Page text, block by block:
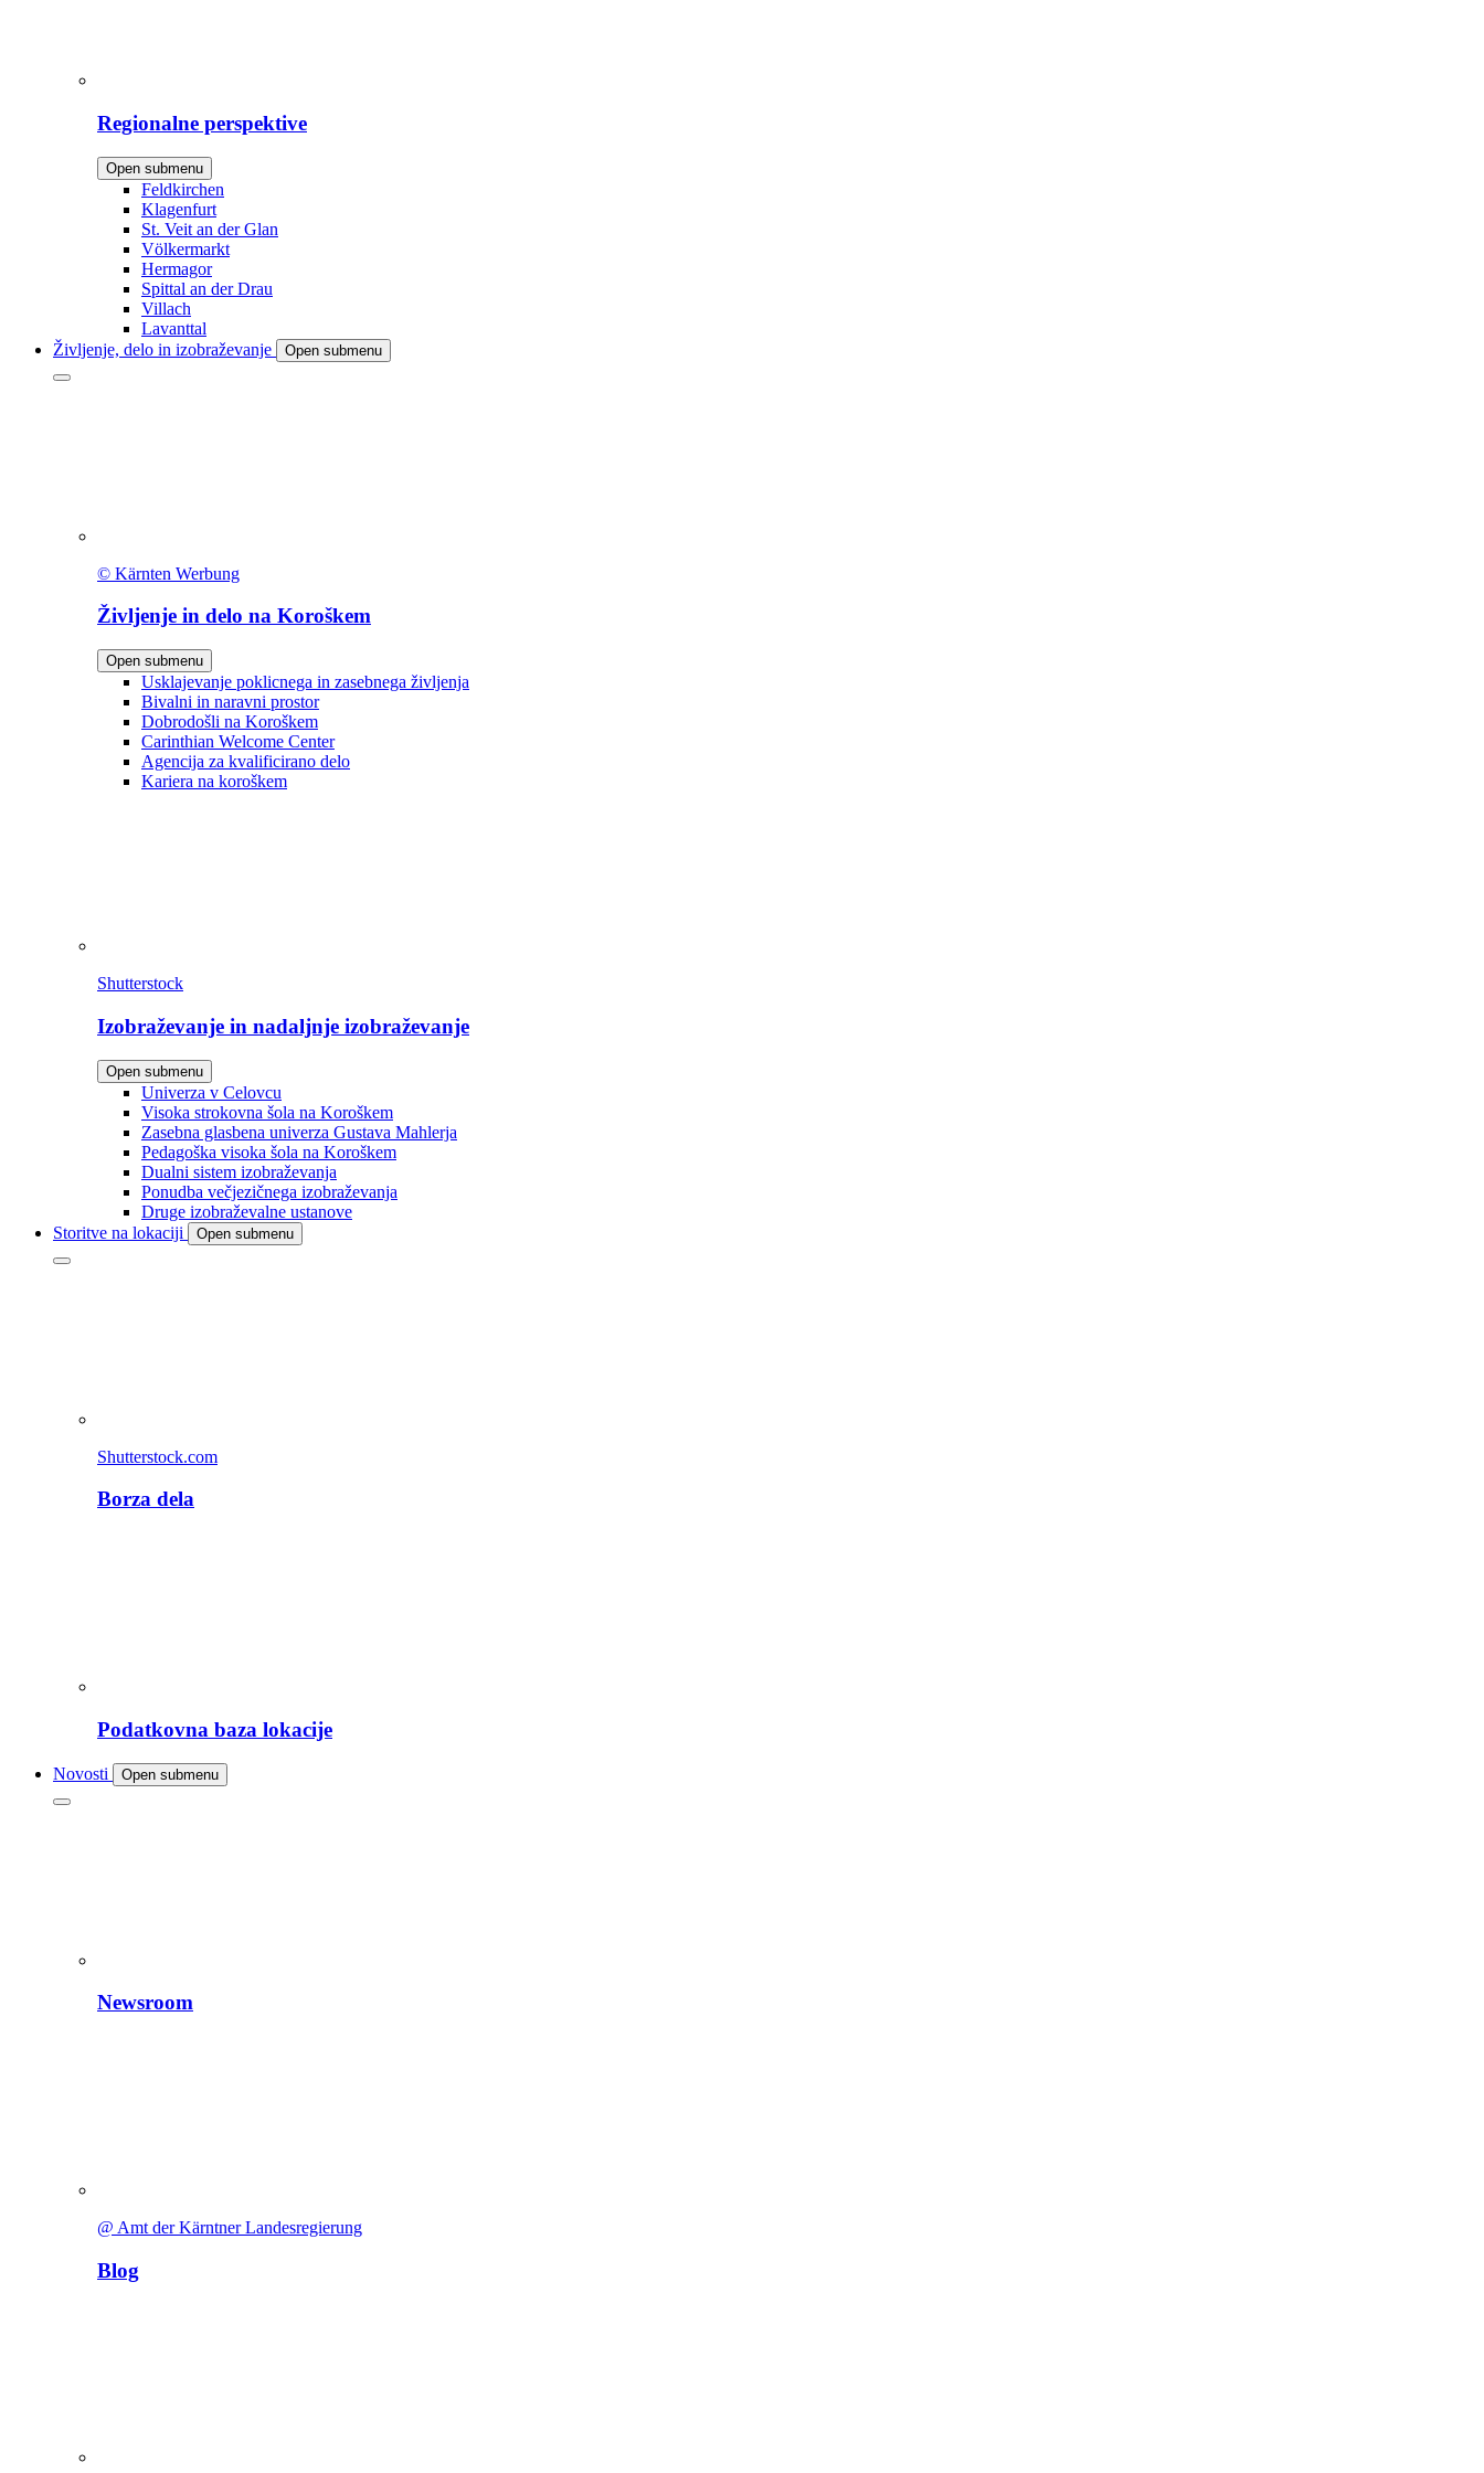
Regionalne perspektive
Open submenu
Feldkirchen
Klagenfurt
St. Veit an der Glan
Völkermarkt
Hermagor
Spittal an der Drau
Villach
Lavanttal
Življenje, delo in izobraževanje
Open submenu
© Kärnten Werbung
Življenje in delo na Koroškem
Open submenu
Usklajevanje poklicnega in zasebnega življenja
Bivalni in naravni prostor
Dobrodošli na Koroškem
Carinthian Welcome Center
Agencija za kvalificirano delo
Kariera na koroškem
Shutterstock
Izobraževanje in nadaljnje izobraževanje
Open submenu
Univerza v Celovcu
Visoka strokovna šola na Koroškem
Zasebna glasbena univerza Gustava Mahlerja
Pedagoška visoka šola na Koroškem
Dualni sistem izobraževanja
Ponudba večjezičnega izobraževanja
Druge izobraževalne ustanove
Storitve na lokaciji
Open submenu
Shutterstock.com
Borza dela
Podatkovna baza lokacije
Novosti Open submenu
Newsroom
@ Amt der Kärntner Landesregierung
Blog